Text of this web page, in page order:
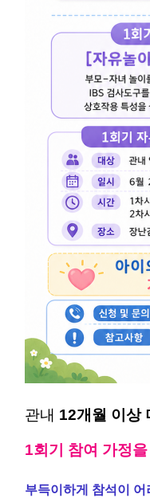
관내 12개월 이상
1회기 참여 가정
부득이하게 참석이